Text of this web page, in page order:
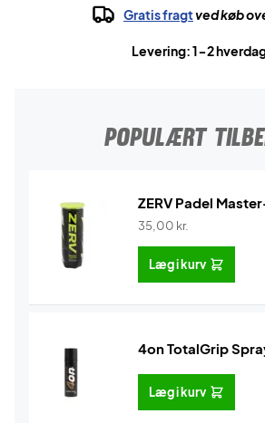
Gratis fragtved køb
Levering: 1-2
POPULÆRT
ZERV Padel
35,00 kr.
Læg i kurv
4on TotalGrip
Læg i kurv